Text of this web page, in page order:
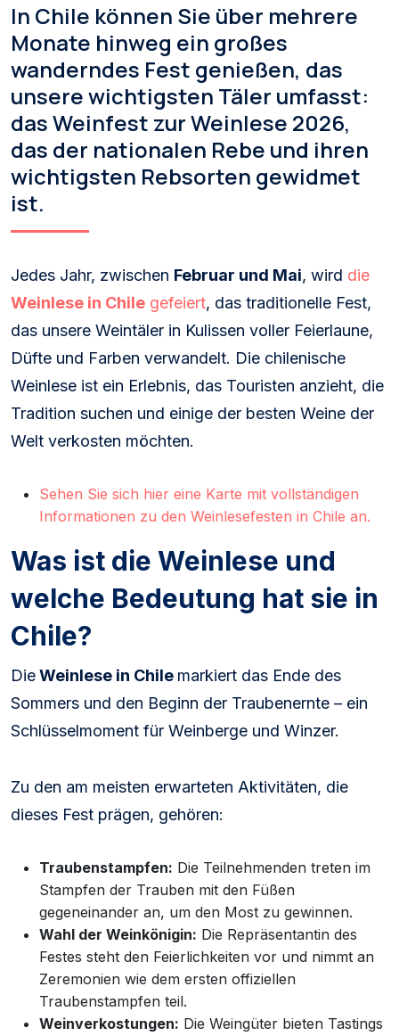
In Chile können Sie über mehrere
Monate hinweg ein großes
wanderndes Fest genießen, das
unsere wichtigsten Täler umfasst:
das Weinfest zur Weinlese 2026,
das der nationalen Rebe und ihren
wichtigsten Rebsorten gewidmet
ist.
Jedes Jahr, zwischen Februar und Mai, wird die
Weinlese in Chile gefeiert, das traditionelle Fest,
das unsere Weintäler in Kulissen voller Feierlaune,
Düfte und Farben verwandelt. Die chilenische
Weinlese ist ein Erlebnis, das Touristen anzieht, die
Tradition suchen und einige der besten Weine der
Welt verkosten möchten.
Sehen Sie sich hier eine Karte mit vollständigen
Informationen zu den Weinlesefesten in Chile an.
Was ist die Weinlese und
welche Bedeutung hat sie in
Chile?
DieWeinlese in Chile markiert das Ende des
Sommers und den Beginn der Traubenernte – ein
Schlüsselmoment für Weinberge und Winzer.
Zu den am meisten erwarteten Aktivitäten, die
dieses Fest prägen, gehören:
Traubenstampfen: Die Teilnehmenden treten im
Stampfen der Trauben mit den Füßen
gegeneinander an, um den Most zu gewinnen.
Wahl der Weinkönigin: Die Repräsentantin des
Festes steht den Feierlichkeiten vor und nimmt an
Zeremonien wie dem ersten offiziellen
Traubenstampfen teil.
Weinverkostungen: Die Weingüter bieten Tastings